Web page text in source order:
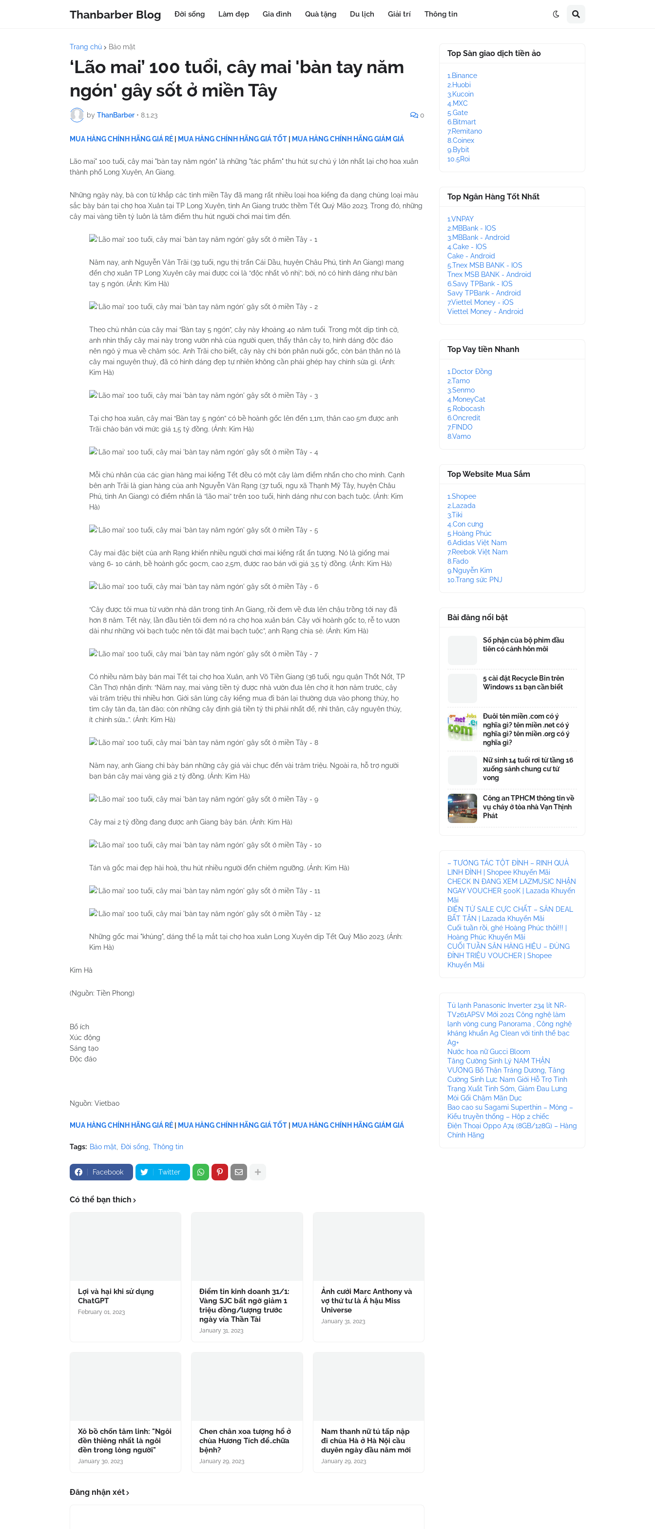
Thanbarber Blog Đời sống Làm đẹp Gia đình Quà tặng Du lịch Giải trí Thông tin
Trang chủ Bảo mật
‘Lão mai’ 100 tuổi, cây mai 'bàn tay năm
ngón' gây sốt ở miền Tây
by ThanBarber • 8.1.23 0
MUA HÀNG CHÍNH HÃNG GIÁ RẺ MUA HÀNG CHÍNH HÃNG GIÁ TỐT MUA HÀNG CHÍNH HÃNG GIẢM GIÁ
Lão mai" 100 tuổi, cây mai "bàn tay năm ngón" là những "tác phẩm" thu hút sự chú ý lớn nhất lại chợ hoa xuân
thành phố Long Xuyên, An Giang.
Những ngày này, bà con từ khắp các tỉnh miền Tây đã mang rất nhiều loại hoa kiểng đa dạng chủng loại màu
sắc bày bán tại chợ hoa Xuân tại TP Long Xuyên, tỉnh An Giang trước thềm Tết Quý Mão 2023. Trong đó, những
cây mai vàng tiền tỷ luôn là tâm điểm thu hút người chơi mai tìm đến.
Năm nay, anh Nguyễn Văn Trãi (39 tuổi, ngụ thị trấn Cái Dầu, huyện Châu Phú, tỉnh An Giang) mang
đến chợ xuân TP Long Xuyên cây mai được coi là “độc nhất vô nhị”; bởi, nó có hình dáng như bàn
tay 5 ngón. (Ảnh: Kim Hà)
Theo chủ nhân của cây mai “Bàn tay 5 ngón”, cây này khoảng 40 năm tuổi. Trong một dịp tình cờ,
anh nhìn thấy cây mai này trong vườn nhà của người quen, thấy thân cây to, hình dáng độc đáo
nên ngỏ ý mua về chăm sóc. Anh Trãi cho biết, cây này chỉ bón phân nuôi gốc, còn bản thân nó là
cây mai nguyên thuỷ, đã có hình dáng đẹp tự nhiên không cần phải ghép hay chỉnh sửa gì. (Ảnh:
Kim Hà)
Tại chợ hoa xuân, cây mai “Bàn tay 5 ngón” có bề hoành gốc lên đến 1,1m, thân cao 5m được anh
Trãi chào bán với mức giá 1,5 tỷ đồng. (Ảnh: Kim Hà)
Mỗi chủ nhân của các gian hàng mai kiểng Tết đều có một cây làm điểm nhấn cho cho mình. Cạnh
bên anh Trãi là gian hàng của anh Nguyễn Văn Rạng (37 tuổi, ngụ xã Thạnh Mỹ Tây, huyện Châu
Phú, tỉnh An Giang) có điểm nhấn là “lão mai” trên 100 tuổi, hình dáng như con bạch tuộc. (Ảnh: Kim
Hà)
Cây mai đặc biệt của anh Rạng khiến nhiều người chơi mai kiểng rất ấn tượng. Nó là giống mai
vàng 6- 10 cánh, bề hoành gốc 90cm, cao 2,5m, được rao bán với giá 3,5 tỷ đồng. (Ảnh: Kim Hà)
“Cây được tôi mua từ vườn nhà dân trong tỉnh An Giang, rồi đem về đưa lên chậu trồng tới nay đã
hơn 8 năm. Tết này, lần đầu tiên tôi đem nó ra chợ hoa xuân bán. Cây với hoành gốc to, rễ to vươn
dài như những vòi bạch tuộc nên tôi đặt mai bạch tuộc”, anh Rạng chia sẻ. (Ảnh: Kim Hà)
Có nhiều năm bày bán mai Tết tại chợ hoa Xuân, anh Võ Tiền Giang (36 tuổi, ngụ quận Thốt Nốt, TP
Cần Thơ) nhận định: “Năm nay, mai vàng tiền tỷ được nhà vườn đưa lên chợ ít hơn năm trước, cây
vài trăm triệu thì nhiều hơn. Giới săn lùng cây kiểng mua đi bán lại thường dựa vào phong thủy, họ
tìm cây tàn đa, tàn đào; còn những cây định giá tiền tỷ thì phải nhất đế, nhì thân, cây nguyên thủy,
ít chỉnh sửa…”. (Ảnh: Kim Hà)
Năm nay, anh Giang chỉ bày bán những cây giá vài chục đến vài trăm triệu. Ngoài ra, hỗ trợ người
bạn bán cây mai vàng giá 2 tỷ đồng. (Ảnh: Kim Hà)
Cây mai 2 tỷ đồng đang được anh Giang bày bán. (Ảnh: Kim Hà)
Tán và gốc mai đẹp hài hoà, thu hút nhiều người đến chiêm ngưỡng. (Ảnh: Kim Hà)
Những gốc mai "khủng", dáng thế lạ mắt tại chợ hoa xuân Long Xuyên dịp Tết Quý Mão 2023. (Ảnh:
Kim Hà)
Kim Hà
(Nguồn: Tiền Phong)
Bổ ích
Xúc động
Sáng tạo
Độc đáo
Nguồn: Vietbao
MUA HÀNG CHÍNH HÃNG GIÁ RẺ MUA HÀNG CHÍNH HÃNG GIÁ TỐT MUA HÀNG CHÍNH HÃNG GIẢM GIÁ
Tags: Bảo mật Đời sống Thông tin
Facebook Twitter
Có thể bạn thích
Lợi và hại khi sử dụng
ChatGPT
February 01, 2023
Điểm tin kinh doanh 31/1:
Vàng SJC bất ngờ giảm 1
triệu đồng/lượng trước
ngày vía Thần Tài
January 31, 2023
Ảnh cưới Marc Anthony và
vợ thứ tư là Á hậu Miss
Universe
January 31, 2023
Xô bồ chốn tâm linh: "Ngôi
đền thiêng nhất là ngôi
đền trong lòng người"
January 30, 2023
Chen chân xoa tượng hổ ở
chùa Hương Tích để..chữa
bệnh?
January 29, 2023
Nam thanh nữ tú tấp nập
đi chùa Hà ở Hà Nội cầu
duyên ngày đầu năm mới
January 29, 2023
Đăng nhận xét
Top Sàn giao dịch tiền ảo
1.Binance
2.Huobi
3.Kucoin
4.MXC
5.Gate
6.Bitmart
7.Remitano
8.Coinex
9.Bybit
10.5Roi
Top Ngân Hàng Tốt Nhất
1.VNPAY
2.MBBank - IOS
3.MBBank - Android
4.Cake - IOS
Cake - Android
5.Tnex MSB BANK - IOS
Tnex MSB BANK - Android
6.Savy TPBank - IOS
Savy TPBank - Android
7.Viettel Money - iOS
Viettel Money - Android
Top Vay tiền Nhanh
1.Doctor Đồng
2.Tamo
3.Senmo
4.MoneyCat
5.Robocash
6.Oncredit
7.FINDO
8.Vamo
Top Website Mua Sắm
1.Shopee
2.Lazada
3.Tiki
4.Con cưng
5.Hoàng Phúc
6.Adidas Việt Nam
7.Reebok Việt Nam
8.Fado
9.Nguyễn Kim
10.Trang sức PNJ
Bài đăng nổi bật
Số phận của bộ phim đầu
tiên có cảnh hôn môi
5 cài đặt Recycle Bin trên
Windows 11 bạn cần biết
Đuôi tên miền .com có ý
nghĩa gì? tên miền .net có ý
nghĩa gì? tên miền .org có ý
nghĩa gì?
Nữ sinh 14 tuổi rơi từ tầng 16
xuống sảnh chung cư tử
vong
Công an TPHCM thông tin về
vụ cháy ở tòa nhà Vạn Thịnh
Phát
– TƯƠNG TÁC TỘT ĐỈNH – RINH QUÀ
LINH ĐÌNH | Shopee Khuyến Mãi
CHECK IN ĐANG XEM LAZMUSIC NHẬN
NGAY VOUCHER 500K | Lazada Khuyến
Mãi
ĐIỆN TỬ SALE CỰC CHẤT – SĂN DEAL
BẤT TẬN | Lazada Khuyến Mãi
Cuối tuần rồi, ghé Hoàng Phúc thôi!!! |
Hoàng Phúc Khuyến Mãi
CUỐI TUẦN SĂN HÀNG HIỆU – ĐỦNG
ĐỈNH TRIỆU VOUCHER | Shopee
Khuyến Mãi
Tủ lạnh Panasonic Inverter 234 lít NR-
TV261APSV Mới 2021 Công nghệ làm
lạnh vòng cung Panorama , Công nghệ
kháng khuẩn Ag Clean với tinh thể bạc
Ag+
Nước hoa nữ Gucci Bloom
Tăng Cường Sinh Lý NAM THẬN
VƯƠNG Bổ Thận Tráng Dương, Tăng
Cường Sinh Lực Nam Giới Hỗ Trợ Tình
Trạng Xuất Tinh Sớm, Giảm Đau Lưng
Mỏi Gối Chậm Mãn Dục
Bao cao su Sagami Superthin – Mỏng –
Kiểu truyền thống – Hộp 2 chiếc
Điện Thoại Oppo A74 (8GB/128G) – Hàng
Chính Hãng